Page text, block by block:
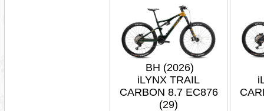
BH (2026)
iLYNX TRAIL
CARBON 8.7 EC876
(29)